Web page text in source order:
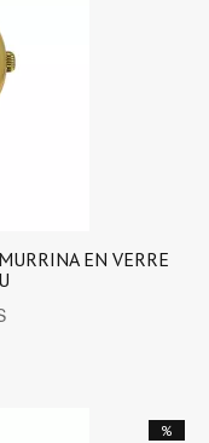
EN VERRE
%